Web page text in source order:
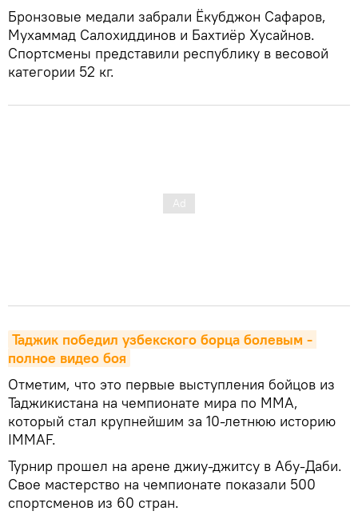
Бронзовые медали забрали Ёкубджон Сафаров,
Мухаммад Салохиддинов и Бахтиёр Хусайнов.
Спортсмены представили республику в весовой
категории 52 кг.
Таджик победил узбекского борца болевым -
полное видео боя
Отметим, что это первые выступления бойцов из
Таджикистана на чемпионате мира по ММА,
который стал крупнейшим за 10-летнюю историю
IMMAF.
Турнир прошел на арене джиу-джитсу в Абу-Даби.
Свое мастерство на чемпионате показали 500
спортсменов из 60 стран.